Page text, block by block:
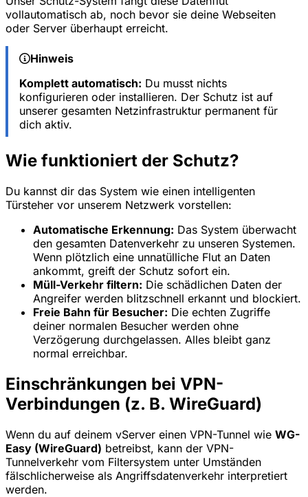
vollautomatisch ab, noch bevor sie deine Webseiten
oder Server überhaupt erreicht.
Hinweis
Komplett automatisch: Du musst nichts
konfigurieren oder installieren. Der Schutz ist auf
unserer gesamten Netzinfrastruktur permanent für
dich aktiv.
Wie funktioniert der Schutz?
Du kannst dir das System wie einen intelligenten
Türsteher vor unserem Netzwerk vorstellen:
Automatische Erkennung: Das System überwacht
den gesamten Datenverkehr zu unseren Systemen.
Wenn plötzlich eine unnatülliche Flut an Daten
ankommt, greift der Schutz sofort ein.
Müll-Verkehr filtern: Die schädlichen Daten der
Angreifer werden blitzschnell erkannt und blockiert.
Freie Bahn für Besucher: Die echten Zugriffe
deiner normalen Besucher werden ohne
Verzögerung durchgelassen. Alles bleibt ganz
normal erreichbar.
Einschränkungen bei VPN-
Verbindungen (z. B. WireGuard)
Wenn du auf deinem vServer einen VPN-Tunnel wie WG-
Easy (WireGuard) betreibst, kann der VPN-
Tunnelverkehr vom Filtersystem unter Umständen
fälschlicherweise als Angriffsdatenverkehr interpretiert
werden.